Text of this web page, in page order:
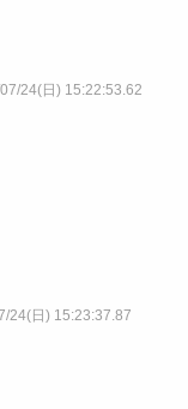
24(日) 15:22:53.62
24(日) 15:23:37.87